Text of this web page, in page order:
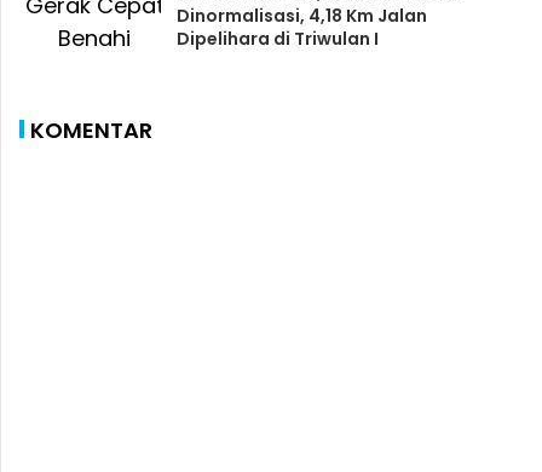
Dinormalisasi, 4,18 Km Jalan
Dipelihara di Triwulan I
KOMENTAR